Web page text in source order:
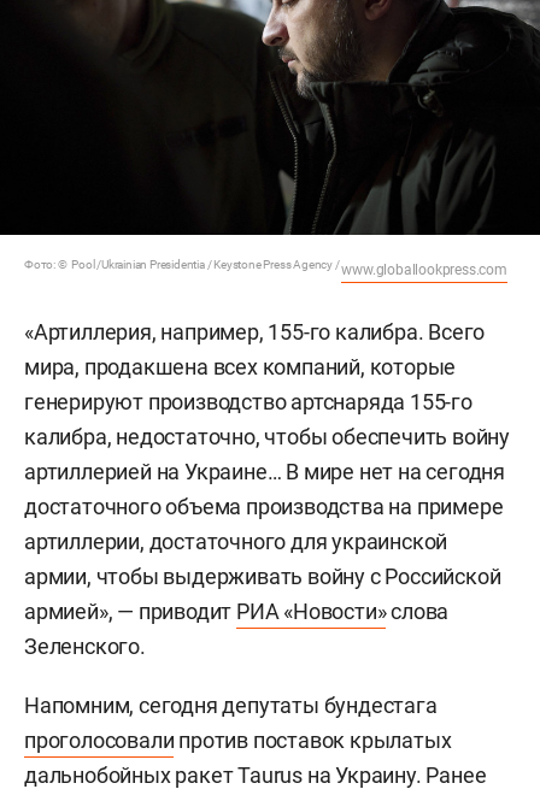
Фото: © Pool /Ukrainian Presidentia / Keystone Press Agency /www.globallookpress.com
«Артиллерия, например, 155-го калибра. Всего
мира, продакшена всех компаний, которые
генерируют производство артснаряда 155-го
калибра, недостаточно, чтобы обеспечить войну
артиллерией на Украине… В мире нет на сегодня
достаточного объема производства на примере
артиллерии, достаточного для украинской
армии, чтобы выдерживать войну с Российской
армией», — приводит РИА «Новости»слова
Зеленского.
Напомним, сегодня депутаты бундестага
проголосовали против поставок крылатых
дальнобойных ракет Taurus на Украину. Ранее